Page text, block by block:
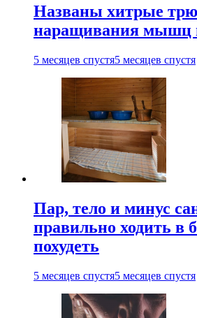
Названы хитрые
наращивания мышц
5 месяцев спустя5 месяцев спустя
Пар, тело и минус
правильно ходить в
похудеть
5 месяцев спустя5 месяцев спустя